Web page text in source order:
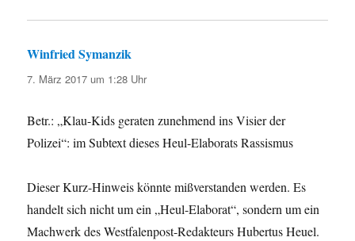
Winfried Symanzik
7. März 2017 um 1:28 Uhr
Betr.: „Klau-Kids geraten zunehmend ins Visier der
Polizei“: im Subtext dieses Heul-Elaborats Rassismus
Dieser Kurz-Hinweis könnte mißverstanden werden. Es
handelt sich nicht um ein „Heul-Elaborat“, sondern um ein
Machwerk des Westfalenpost-Redakteurs Hubertus Heuel.